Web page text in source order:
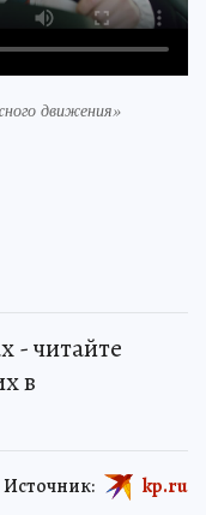
движения»
- читайте
в
Источник: kp.ru